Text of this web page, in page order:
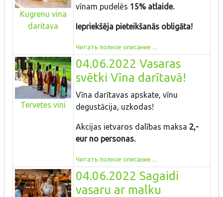
Kugrenu vina
daritava
vīnam pudelēs 15% atlaide.
Iepriekšēja pieteikšanās obligāta!
Читать полное описание ...
Tervetes vini
04.06.2022 Vasaras
svētki Vīna darītavā!
Vīna darītavas apskate, vīnu
degustācija, uzkodas!
Akcijas ietvaros dalības maksa 2,-
eur no personas.
Читать полное описание ...
04.06.2022 Sagaidi
vasaru ar malku